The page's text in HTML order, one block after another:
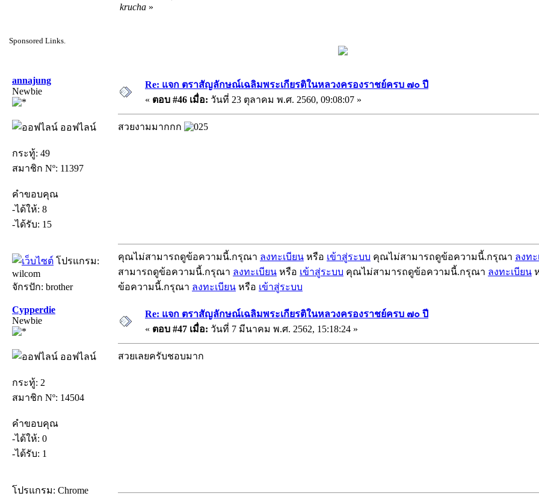
krucha »
Sponsored Links.
annajung
Newbie
ออฟไลน์
กระทู้: 49
สมาชิก Nº: 11397
คำขอบคุณ
-ได้ให้: 8
-ได้รับ: 15
โปรแกรม:
wilcom
จักรปัก: brother
Re: แจก ตราสัญลักษณ์เฉลิมพระเกียรติในหลวงครองราชย์ครบ ๗๐ ปี
« ตอบ #46 เมื่อ: วันที่ 23 ตุลาคม พ.ศ. 2560, 09:08:07 »
สวยงามมากกก
คุณไม่สามารถดูข้อความนี้.กรุณา ลงทะเบียน หรือ เข้าสู่ระบบ คุณไม่สามารถดูข้อความนี้.กรุณา ลงท
สามารถดูข้อความนี้.กรุณา ลงทะเบียน หรือ เข้าสู่ระบบ คุณไม่สามารถดูข้อความนี้.กรุณา ลงทะเบียน
ข้อความนี้.กรุณา ลงทะเบียน หรือ เข้าสู่ระบบ
Cypperdie
Newbie
ออฟไลน์
กระทู้: 2
สมาชิก Nº: 14504
คำขอบคุณ
-ได้ให้: 0
-ได้รับ: 1
โปรแกรม: Chrome
Re: แจก ตราสัญลักษณ์เฉลิมพระเกียรติในหลวงครองราชย์ครบ ๗๐ ปี
« ตอบ #47 เมื่อ: วันที่ 7 มีนาคม พ.ศ. 2562, 15:18:24 »
สวยเลยครับชอบมาก